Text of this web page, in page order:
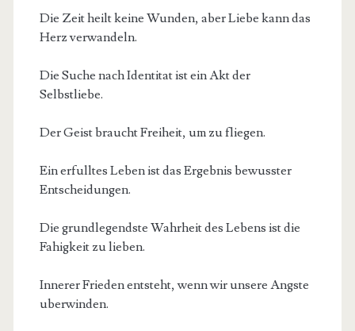
Die Zeit heilt keine Wunden, aber Liebe kann das
Herz verwandeln.
Die Suche nach Identitat ist ein Akt der
Selbstliebe.
Der Geist braucht Freiheit, um zu fliegen.
Ein erfulltes Leben ist das Ergebnis bewusster
Entscheidungen.
Die grundlegendste Wahrheit des Lebens ist die
Fahigkeit zu lieben.
Innerer Frieden entsteht, wenn wir unsere Angste
uberwinden.